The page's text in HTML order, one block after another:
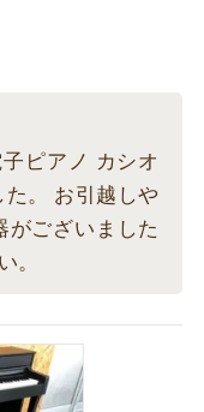
ピアノ カシオ
た。 お引越しや
がございました
。